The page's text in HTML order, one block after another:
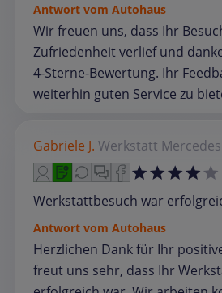
Antwort vom Autohaus
Wir freuen uns, dass Ihr
Zufriedenheit verlief und
4‑Sterne‑Bewertung. Ihr
weiterhin guten Service zu
Gabriele J. Werkstatt Mercedes
Werkstattbesuch war
Antwort vom Autohaus
Herzlichen Dank für Ihr
freut uns sehr, dass Ihr